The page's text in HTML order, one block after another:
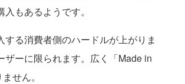
もあるようです。
る消費者側のハードルが上がりま
ーに限られます。広く「Made in
せん。